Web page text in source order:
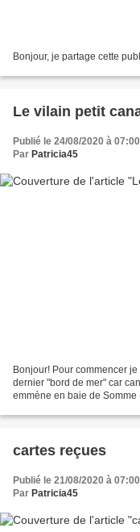
Bonjour, je partage cette
Le vilain petit
Publié le 24/08/2020 à 07:00
Par Patricia45
Bonjour! Pour commencer
dernier "bord de mer" car
emmène en baie de
cartes reçues
Publié le 21/08/2020 à 07:00
Par Patricia45